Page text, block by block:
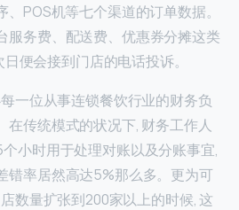
POS机等七个渠道的订单数据。
服务费、配送费、优惠券分摊这类
便会接到门店的电话投诉。
一位从事连锁餐饮行业的财务负
在传统模式的状况下, 财务工作人
小时用于处理对账以及分账事宜,
错率居然高达5%那么多。更为可
数量扩张到200家以上的时候, 这